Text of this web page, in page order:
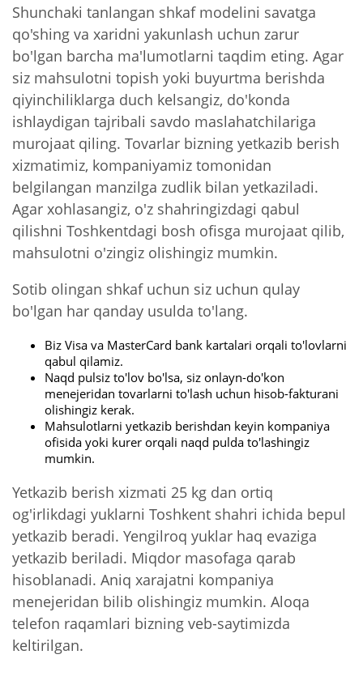
Shunchaki tanlangan shkaf modelini savatga
qo'shing va xaridni yakunlash uchun zarur
bo'lgan barcha ma'lumotlarni taqdim eting. Agar
siz mahsulotni topish yoki buyurtma berishda
qiyinchiliklarga duch kelsangiz, do'konda
ishlaydigan tajribali savdo maslahatchilariga
murojaat qiling. Tovarlar bizning yetkazib berish
xizmatimiz, kompaniyamiz tomonidan
belgilangan manzilga zudlik bilan yetkaziladi.
Agar xohlasangiz, o'z shahringizdagi qabul
qilishni Toshkentdagi bosh ofisga murojaat qilib,
mahsulotni o'zingiz olishingiz mumkin.
Sotib olingan shkaf uchun siz uchun qulay
bo'lgan har qanday usulda to'lang.
Biz Visa va MasterCard bank kartalari orqali to'lovlarni
qabul qilamiz.
Naqd pulsiz to'lov bo'lsa, siz onlayn-do'kon
menejeridan tovarlarni to'lash uchun hisob-fakturani
olishingiz kerak.
Mahsulotlarni yetkazib berishdan keyin kompaniya
ofisida yoki kurer orqali naqd pulda to'lashingiz
mumkin.
Yetkazib berish xizmati 25 kg dan ortiq
og'irlikdagi yuklarni Toshkent shahri ichida bepul
yetkazib beradi. Yengilroq yuklar haq evaziga
yetkazib beriladi. Miqdor masofaga qarab
hisoblanadi. Aniq xarajatni kompaniya
menejeridan bilib olishingiz mumkin. Aloqa
telefon raqamlari bizning veb-saytimizda
keltirilgan.